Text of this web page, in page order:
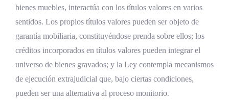
bienes muebles, interactúa con los títulos valores en varios
sentidos. Los propios títulos valores pueden ser objeto de
garantía mobiliaria, constituyéndose prenda sobre ellos; los
créditos incorporados en títulos valores pueden integrar el
universo de bienes gravados; y la Ley contempla mecanismos
de ejecución extrajudicial que, bajo ciertas condiciones,
pueden ser una alternativa al proceso monitorio.